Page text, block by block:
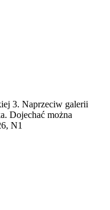
3. Naprzeciw galerii
Dojechać można
N1